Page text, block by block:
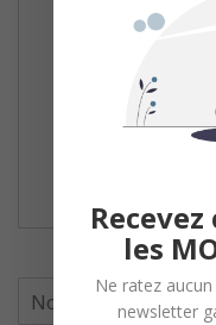
les
Ne ratez
newsletter